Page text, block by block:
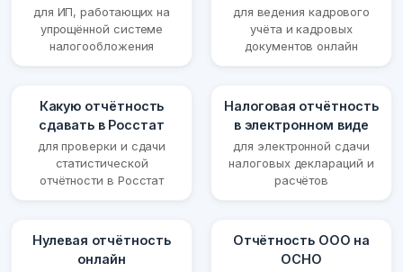
для ИП, работающих на
упрощённой системе
налогообложения
для ведения кадрового
учёта и кадровых
документов онлайн
Какую отчётность
сдавать в Росстат
для проверки и сдачи
статистической
отчётности в Росстат
Налоговая отчётность
в электронном виде
для электронной сдачи
налоговых деклараций и
расчётов
Нулевая отчётность
онлайн
Отчётность ООО на
ОСНО